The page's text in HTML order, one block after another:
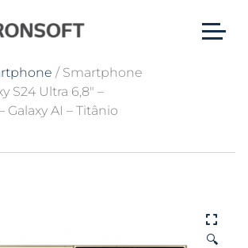
/ Smartphone
S24 Ultra 6,8″ –
Galaxy AI – Titânio
🔍